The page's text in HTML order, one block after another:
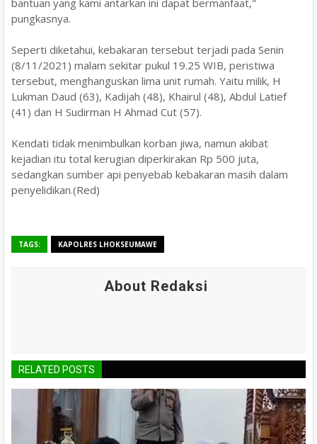
bantuan yang kami antarkan ini dapat bermanfaat,"
pungkasnya.
Seperti diketahui, kebakaran tersebut terjadi pada Senin
(8/11/2021) malam sekitar pukul 19.25 WIB, peristiwa
tersebut, menghanguskan lima unit rumah. Yaitu milik, H
Lukman Daud (63), Kadijah (48), Khairul (48), Abdul Latief
(41) dan H Sudirman H Ahmad Cut (57).
Kendati tidak menimbulkan korban jiwa, namun akibat
kejadian itu total kerugian diperkirakan Rp 500 juta,
sedangkan sumber api penyebab kebakaran masih dalam
penyelidikan.(Red)
TAGS: KAPOLRES LHOKSEUMAWE
About Redaksi
RELATED POSTS